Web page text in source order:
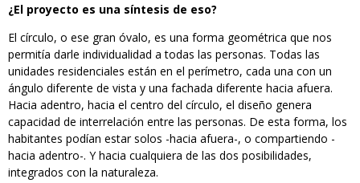
¿El proyecto es una síntesis de eso?
El círculo, o ese gran óvalo, es una forma geométrica que nos
permitía darle individualidad a todas las personas. Todas las
unidades residenciales están en el perímetro, cada una con un
ángulo diferente de vista y una fachada diferente hacia afuera.
Hacia adentro, hacia el centro del círculo, el diseño genera
capacidad de interrelación entre las personas. De esta forma, los
habitantes podían estar solos -hacia afuera-, o compartiendo -
hacia adentro-. Y hacia cualquiera de las dos posibilidades,
integrados con la naturaleza.